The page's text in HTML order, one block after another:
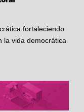
fortaleciendo
la vida democrática